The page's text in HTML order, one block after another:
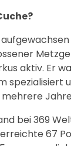
aktiv. Er
spezialisiert
bei 369
67